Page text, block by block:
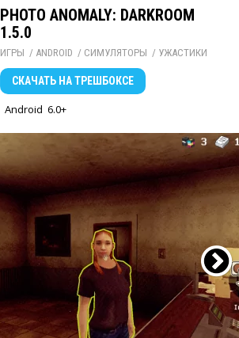
PHOTO ANOMALY: DARKROOM
1.5.0
ИГРЫ / ANDROID / СИМУЛЯТОРЫ / УЖАСТИКИ
СКАЧАТЬ НА ТРЕШБОКСЕ
Android 6.0+